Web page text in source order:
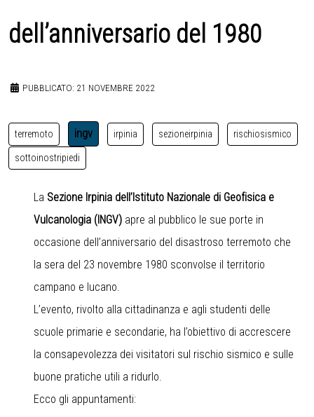
dell’anniversario del 1980
PUBBLICATO: 21 NOVEMBRE 2022
terremoto ingv irpinia sezioneirpinia rischiosismico
sottoinostripiedi
La Sezione Irpinia dell’Istituto Nazionale di Geofisica e
Vulcanologia (INGV) apre al pubblico le sue porte in
occasione dell’anniversario del disastroso terremoto che
la sera del 23 novembre 1980 sconvolse il territorio
campano e lucano.
L’evento, rivolto alla cittadinanza e agli studenti delle
scuole primarie e secondarie, ha l’obiettivo di accrescere
la consapevolezza dei visitatori sul rischio sismico e sulle
buone pratiche utili a ridurlo.
Ecco gli appuntamenti: